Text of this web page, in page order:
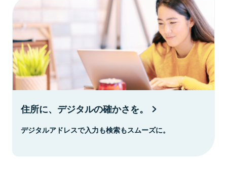
住所に、デジタルの確かさを。
デジタルアドレスで入力も検索もスムーズに。